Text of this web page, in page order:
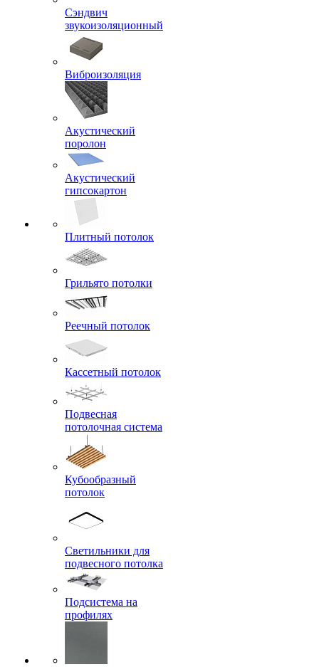
Сэндвич
звукоизоляционный
Виброизоляция
Акустический
поролон
Акустический
гипсокартон
Плитный потолок
Грильято потолки
Реечный потолок
Кассетный потолок
Подвесная
потолочная система
Кубообразный
потолок
Светильники для
подвесного потолка
Подсистема на
профилях